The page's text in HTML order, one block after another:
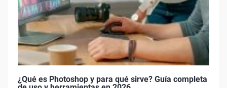
¿Qué es Photoshop y para qué sirve? Guía completa